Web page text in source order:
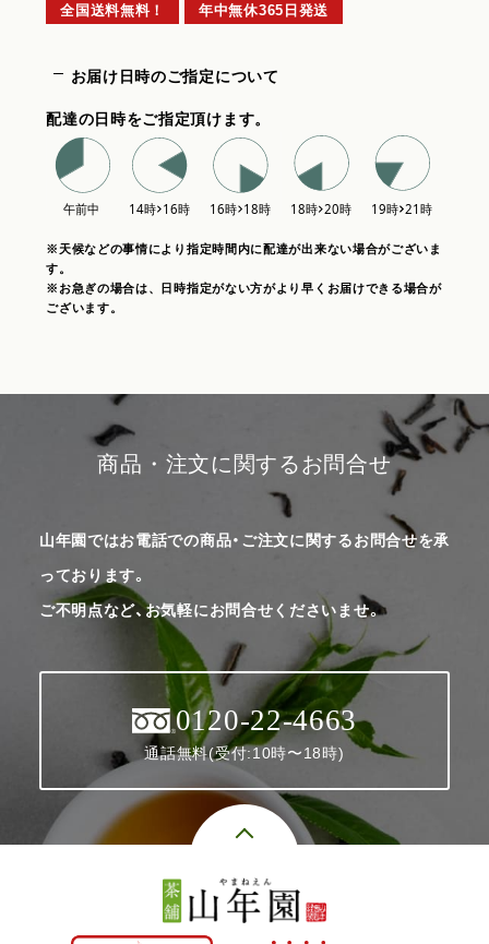
全国送料無料！ 年中無休365日発送
お届け日時のご指定について
配達の日時をご指定頂けます。
※天候などの事情により指定時間内に配達が出来ない場合がございま
す。
※お急ぎの場合は、日時指定がない方がより早くお届けできる場合が
ございます。
商品・注文に関するお問合せ
山年園ではお電話での商品・ご注文に関するお問合せを承
っております。
ご不明点など、お気軽にお問合せくださいませ。
0120-22-4663
通話無料(受付:10時〜18時)